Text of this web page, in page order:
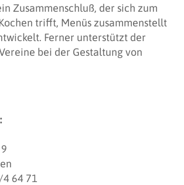
Zusammenschluß, der sich zum
trifft, Menüs zusammenstellt
Ferner unterstützt der
bei der Gestaltung von
64 71